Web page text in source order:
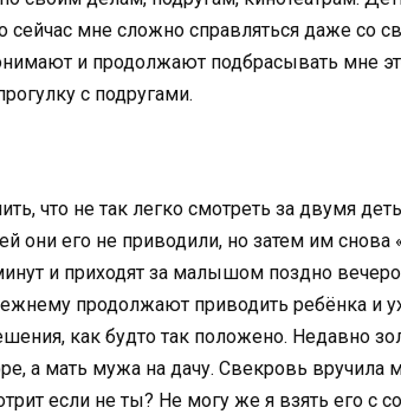
сейчас мне сложно справляться даже со
и продолжают подбрасывать мне
с подругами.
что не так легко смотреть за двумя
они его не приводили, но затем им снова
и приходят за малышом поздно
продолжают приводить ребёнка и
как будто так положено. Недавно
а мать мужа на дачу. Свекровь
если не ты? Не могу же я взять его с